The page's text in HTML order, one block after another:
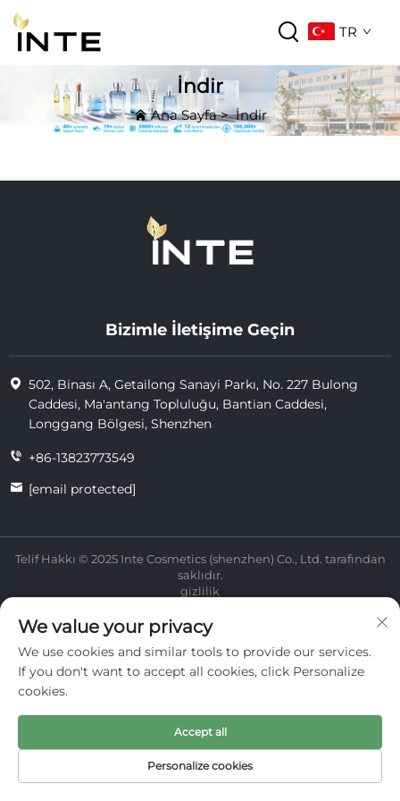
TR
İndir
Ana Sayfa>İndir
Bizimle İletişime Geçin
502, Binası A, Getailong Sanayi Parkı, No. 227 Bulong
Caddesi, Ma'antang Topluluğu, Bantian Caddesi,
Longgang Bölgesi, Shenzhen
+86-13823773549
[email protected]
Telif Hakkı © 2025 Inte Cosmetics (shenzhen) Co., Ltd. tarafından
saklıdır.
gizlilik
We value your privacy
We use cookies and similar tools to provide our services.
If you don't want to accept all cookies, click Personalize
cookies.
Personalize cookies
Accept all